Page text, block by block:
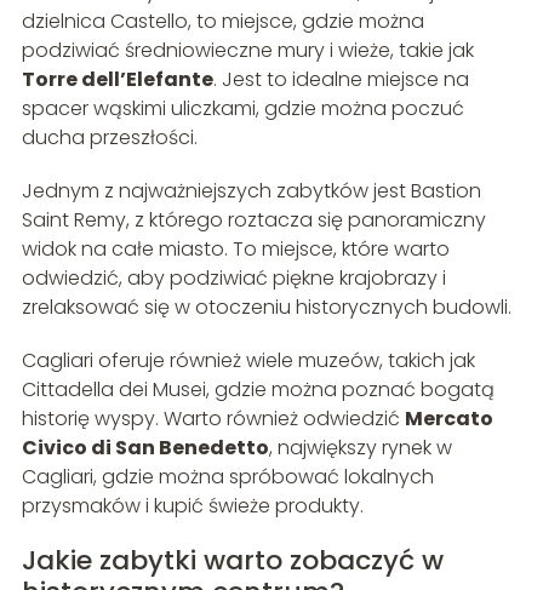
dzielnica Castello, to miejsce, gdzie można
podziwiać średniowieczne mury i wieże, takie jak
Torre dell’Elefante. Jest to idealne miejsce na
spacer wąskimi uliczkami, gdzie można poczuć
ducha przeszłości.
Jednym z najważniejszych zabytków jest Bastion
Saint Remy, z którego roztacza się panoramiczny
widok na całe miasto. To miejsce, które warto
odwiedzić, aby podziwiać piękne krajobrazy i
zrelaksować się w otoczeniu historycznych budowli.
Cagliari oferuje również wiele muzeów, takich jak
Cittadella dei Musei, gdzie można poznać bogatą
historię wyspy. Warto również odwiedzić Mercato
Civico di San Benedetto, największy rynek w
Cagliari, gdzie można spróbować lokalnych
przysmaków i kupić świeże produkty.
Jakie zabytki warto zobaczyć w